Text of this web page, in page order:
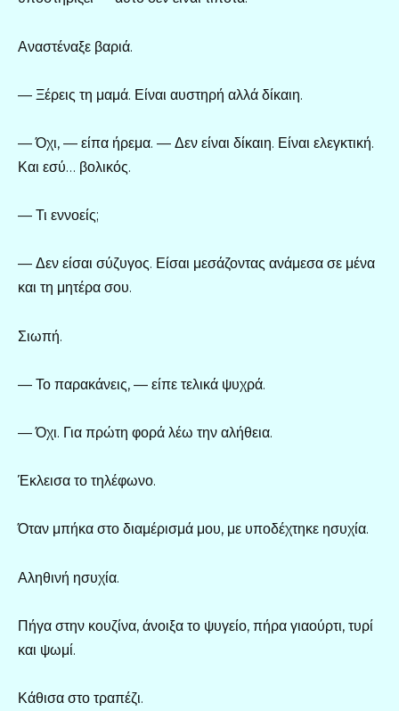
Αναστέναξε βαριά.
— Ξέρεις τη μαμά. Είναι αυστηρή αλλά δίκαιη.
— Όχι, — είπα ήρεμα. — Δεν είναι δίκαιη. Είναι ελεγκτική.
Και εσύ… βολικός.
— Τι εννοείς;
— Δεν είσαι σύζυγος. Είσαι μεσάζοντας ανάμεσα σε μένα
και τη μητέρα σου.
Σιωπή.
— Το παρακάνεις, — είπε τελικά ψυχρά.
— Όχι. Για πρώτη φορά λέω την αλήθεια.
Έκλεισα το τηλέφωνο.
Όταν μπήκα στο διαμέρισμά μου, με υποδέχτηκε ησυχία.
Αληθινή ησυχία.
Πήγα στην κουζίνα, άνοιξα το ψυγείο, πήρα γιαούρτι, τυρί
και ψωμί.
Κάθισα στο τραπέζι.